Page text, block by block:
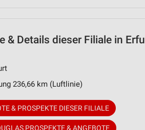
& Details dieser Filiale in
236,66 km (Luftlinie)
& PROSPEKTE DIESER FILIALE
PROSPEKTE & ANGEBOTE